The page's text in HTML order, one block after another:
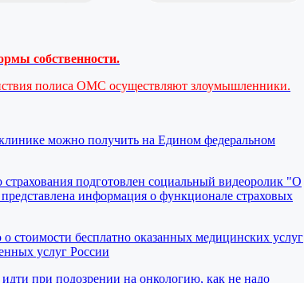
собственности.
полиса ОМС осуществляют злоумышленники.
можно получить на Едином федеральном
подготовлен социальный видеоролик "О
информация о функционале страховых
стоимости бесплатно оказанных медицинских услуг
услуг России
при подозрении на онкологию, как не надо